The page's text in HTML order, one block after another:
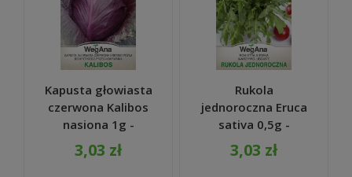
Kapusta głowiasta
czerwona Kalibos
nasiona 1g -
WegAna
3,03 zł
Rukola
jednoroczna Eruca
sativa 0,5g -
WegAna
3,03 zł